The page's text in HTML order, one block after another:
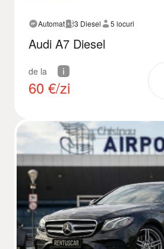
Automat 3 Diesel 5 locuri
Audi A7 Diesel
de la
60 €/zi